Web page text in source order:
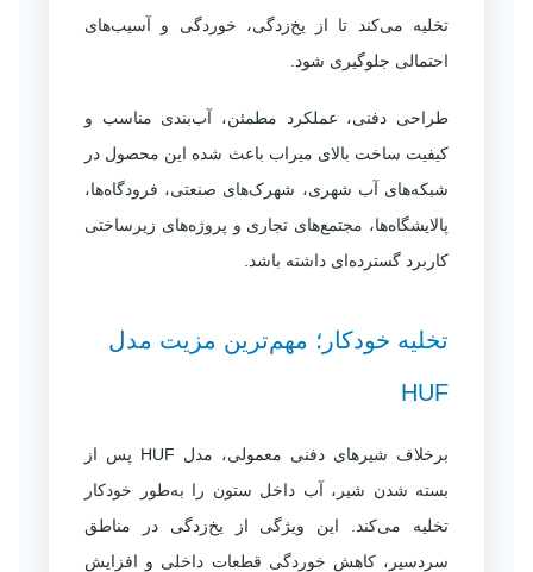
تخلیه می‌کند تا از یخ‌زدگی، خوردگی و آسیب‌های
احتمالی جلوگیری شود.
طراحی دفنی، عملکرد مطمئن، آب‌بندی مناسب و
کیفیت ساخت بالای میراب باعث شده این محصول در
شبکه‌های آب شهری، شهرک‌های صنعتی، فرودگاه‌ها،
پالایشگاه‌ها، مجتمع‌های تجاری و پروژه‌های زیرساختی
کاربرد گسترده‌ای داشته باشد.
تخلیه خودکار؛ مهم‌ترین مزیت مدل
HUF
برخلاف شیرهای دفنی معمولی، مدل HUF پس از
بسته شدن شیر، آب داخل ستون را به‌طور خودکار
تخلیه می‌کند. این ویژگی از یخ‌زدگی در مناطق
سردسیر، کاهش خوردگی قطعات داخلی و افزایش